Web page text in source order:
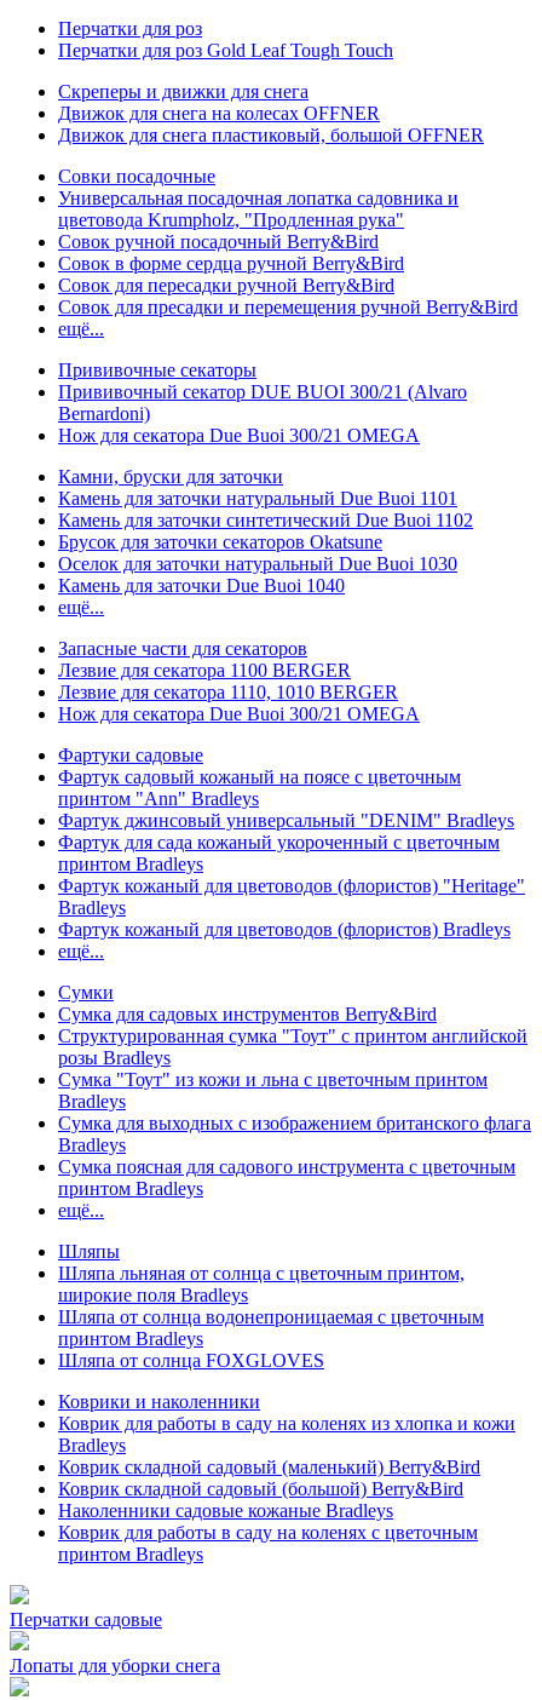
Перчатки для роз
Перчатки для роз Gold Leaf Tough Touch
Скреперы и движки для снега
Движок для снега на колесах OFFNER
Движок для снега пластиковый, большой OFFNER
Совки посадочные
Универсальная посадочная лопатка садовника и
цветовода Krumpholz, "Продленная рука"
Совок ручной посадочный Berry&Bird
Совок в форме сердца ручной Berry&Bird
Совок для пересадки ручной Berry&Bird
Совок для пресадки и перемещения ручной Berry&Bird
ещё...
Прививочные секаторы
Прививочный секатор DUE BUOI 300/21 (Alvaro
Bernardoni)
Нож для секатора Due Buoi 300/21 OMEGA
Камни, бруски для заточки
Камень для заточки натуральный Due Buoi 1101
Камень для заточки синтетический Due Buoi 1102
Брусок для заточки секаторов Okatsune
Оселок для заточки натуральный Due Buoi 1030
Камень для заточки Due Buoi 1040
ещё...
Запасные части для секаторов
Лезвие для секатора 1100 BERGER
Лезвие для секатора 1110, 1010 BERGER
Нож для секатора Due Buoi 300/21 OMEGA
Фартуки садовые
Фартук садовый кожаный на поясе с цветочным
принтом "Ann" Bradleys
Фартук джинсовый универсальный "DENIM" Bradleys
Фартук для сада кожаный укороченный с цветочным
принтом Bradleys
Фартук кожаный для цветоводов (флористов) "Heritage"
Bradleys
Фартук кожаный для цветоводов (флористов) Bradleys
ещё...
Сумки
Сумка для садовых инструментов Berry&Bird
Структурированная сумка "Тоут" с принтом английской
розы Bradleys
Сумка "Тоут" из кожи и льна с цветочным принтом
Bradleys
Сумка для выходных с изображением британского флага
Bradleys
Сумка поясная для садового инструмента с цветочным
принтом Bradleys
ещё...
Шляпы
Шляпа льняная от солнца с цветочным принтом,
широкие поля Bradleys
Шляпа от солнца водонепроницаемая с цветочным
принтом Bradleys
Шляпа от солнца FOXGLOVES
Коврики и наколенники
Коврик для работы в саду на коленях из хлопка и кожи
Bradleys
Коврик складной садовый (маленький) Berry&Bird
Коврик складной садовый (большой) Berry&Bird
Наколенники садовые кожаные Bradleys
Коврик для работы в саду на коленях с цветочным
принтом Bradleys
Перчатки садовые
Лопаты для уборки снега